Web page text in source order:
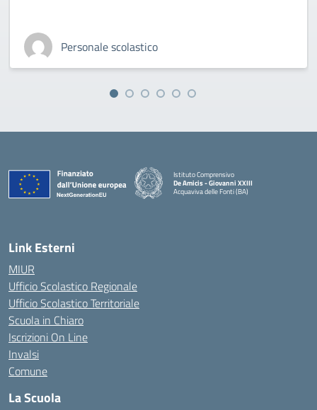
Personale scolastico
Istituto Comprensivo
De Amicis - Giovanni XXIII
Acquaviva delle Fonti (BA)
— Visita la pagina iniziale della scuola
Link Esterni
MIUR
Ufficio Scolastico Regionale
Ufficio Scolastico Territoriale
Scuola in Chiaro
Iscrizioni On Line
Invalsi
Comune
La Scuola